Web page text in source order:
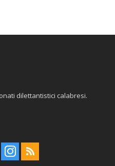
dilettantistici calabresi.